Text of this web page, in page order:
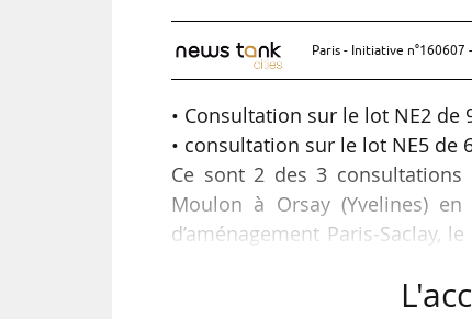
Paris - Initiative n°160607
• Consultation sur le lot NE2 de
• consultation sur le lot NE5 de
Ce sont 2 des 3 consultations
Moulon à Orsay (Yvelines)
d’aménagement Paris-Saclay,
« Les architectes ont